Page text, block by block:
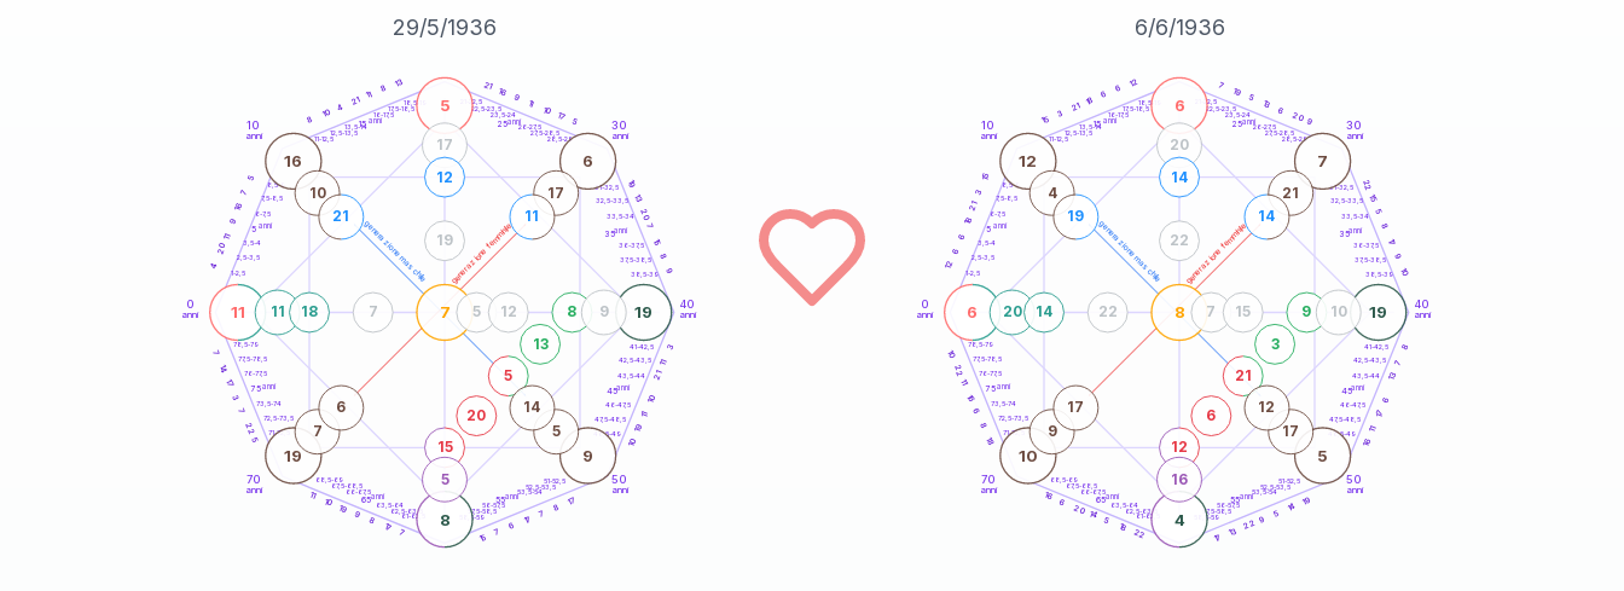
29/5/1936
generazione maschile generazione femminile
0
anni
10
anni
30
anni
40
anni
50
anni
70
anni
1-2,5
2,5-3,5
3,5-4
6-7,5
7,5-8,5
8,5-9
11-12,5
12,5-13,5
13,5-14
16-17,5
17,5-18,5
18,5-19
21-22,5
22,5-23,5
23,5-24
26-27,5
27,5-28,5
28,5-29
31-32,5
32,5-33,5
33,5-34
36-37,5
37,5-38,5
38,5-39
41-42,5
42,5-43,5
43,5-44
46-47,5
47,5-48,5
48,5-49
51-52,5
52,5-53,5
53,5-54
56-57,5
57,5-58,5
58,5-59
61-62,5
62,5-63,5
63,5-64
66-67,5
67,5-68,5
68,5-69
71-72,5
72,5-73,5
73,5-74
76-77,5
77,5-78,5
78,5-79
4
20
11
9
16
7
5
8
10
4
21 11
8 13 21 16
9
11
10 17
5
19
13
20
7
15
8
9
3
11
21
10
11
19
10
17
8
7
17
6
7
15
7
17
8
9
19
10
11
5
22
7
3
17
14
7
11
5
19
8
7
16 6
19 9
15
20
5
13
8
11
17
9
5
18
12
5 12
7
19
10
21
17
11
7
6
5
14
5 anni
15 anni 25anni
35anni
45anni
55anni
65anni
75anni
6/6/1936
generazione maschile generazione femminile
0
anni
10
anni
30
anni
40
anni
50
anni
70
anni
1-2,5
2,5-3,5
3,5-4
6-7,5
7,5-8,5
8,5-9
11-12,5
12,5-13,5
13,5-14
16-17,5
17,5-18,5
18,5-19
21-22,5
22,5-23,5
23,5-24
26-27,5
27,5-28,5
28,5-29
31-32,5
32,5-33,5
33,5-34
36-37,5
37,5-38,5
38,5-39
41-42,5
42,5-43,5
43,5-44
46-47,5
47,5-48,5
48,5-49
51-52,5
52,5-53,5
53,5-54
56-57,5
57,5-58,5
58,5-59
61-62,5
62,5-63,5
63,5-64
66-67,5
67,5-68,5
68,5-69
71-72,5
72,5-73,5
73,5-74
76-77,5
77,5-78,5
78,5-79
12
6
6
18
21
3
15
15
3
21 18 6
6
12 7
19
5
13 6
20 9
22
15
5
8
17
9
10
8
7
13
6
17
11
16
19
14
5
9
22
13
17
22
18
5
14
20
6
16
18
8
6
16
11
22
10
6
6
19
4
8
12 7
10 5
12
6
21
3
9
20
20
10
16
14
14
7 15
22
22
4
19
21
14
9
17
17
12
5 anni
15 anni 25anni
35anni
45anni
55anni
65anni
75anni